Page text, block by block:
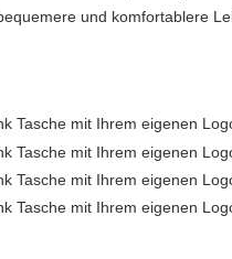
und komfortablere